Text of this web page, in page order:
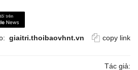
giaitri.thoibaovhnt.vn copy link
Tác giả: